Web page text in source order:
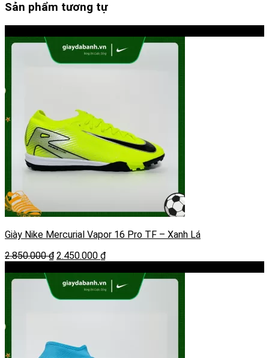
Sản phẩm tương tự
Giày Nike Mercurial Vapor 16 Pro TF – Xanh Lá
2.850.000₫ Giá
2.850.000 ₫.
2.450.000 ₫Giá
tại
là:
2.450.000 ₫.